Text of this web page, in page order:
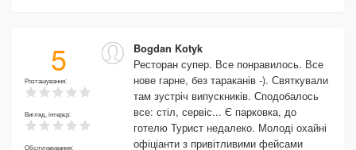
5
Розташування:
Вигляд, інтерєр:
Обслуговування:
Bogdan Kotyk
Ресторан супер. Все понравилось. Все
нове гарне, без тараканів -). Святкували
там зустріч випускників. Сподобалось
все: стіл, сервіс... Є парковка, до
готелю Турист недалеко. Молоді охайні
офіціанти з привітливими фейсами